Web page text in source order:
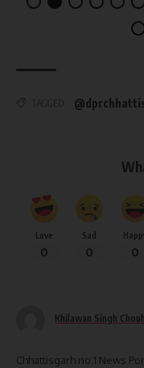
Love
0
Sad
0 0
Khilawan Singh
Chhattisgarh no.1 News